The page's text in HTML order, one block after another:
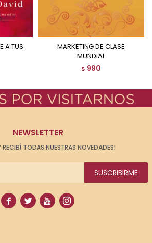
MARKETING DE CLASE
MUNDIAL
$ 990
NEWSLETTER
RECIBÍ TODAS NUESTRAS NOVEDADES!
SUSCRIBIRME
   